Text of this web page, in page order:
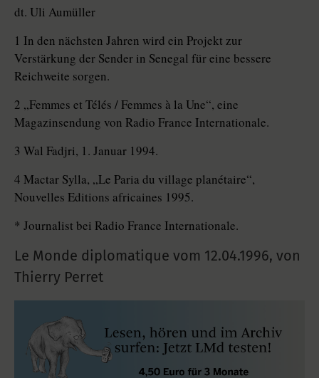
dt. Uli Aumüller
1 In den nächsten Jahren wird ein Projekt zur
Verstärkung der Sender in Senegal für eine bessere
Reichweite sorgen.
2 „Femmes et Télés / Femmes à la Une“, eine
Magazinsendung von Radio France Internationale.
3 Wal Fadjri, 1. Januar 1994.
4 Mactar Sylla, „Le Paria du village planétaire“,
Nouvelles Editions africaines 1995.
* Journalist bei Radio France Internationale.
Le Monde diplomatique vom 12.04.1996, von
Thierry Perret